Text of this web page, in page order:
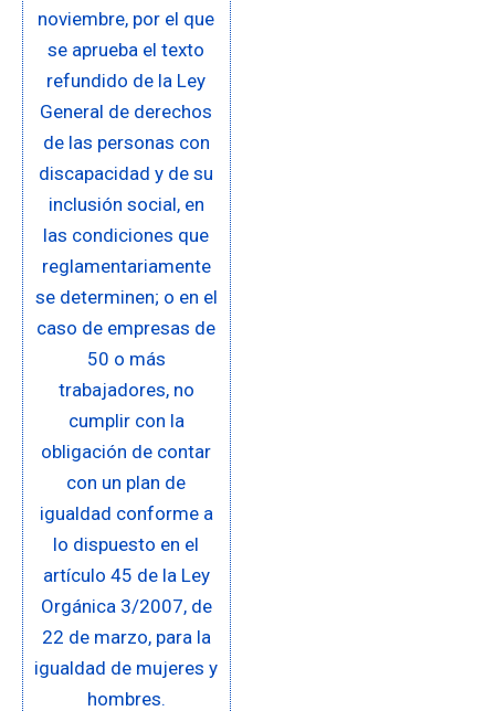
noviembre, por el que
se aprueba el texto
refundido de la Ley
General de derechos
de las personas con
discapacidad y de su
inclusión social, en
las condiciones que
reglamentariamente
se determinen; o en el
caso de empresas de
50 o más
trabajadores, no
cumplir con la
obligación de contar
con un plan de
igualdad conforme a
lo dispuesto en el
artículo 45 de la Ley
Orgánica 3/2007, de
22 de marzo, para la
igualdad de mujeres y
hombres.